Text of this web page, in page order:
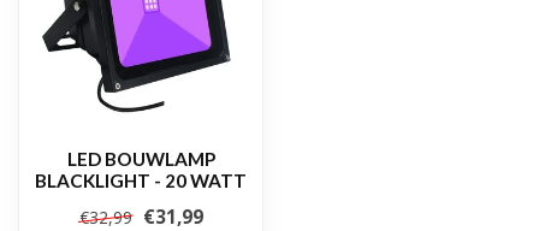
LED BOUWLAMP
BLACKLIGHT - 20 WATT
€32,99 €31,99